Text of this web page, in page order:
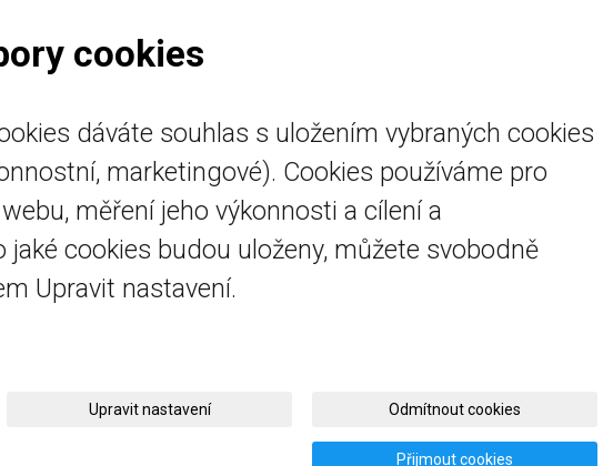
Úvod
Detektory plynu
Servis a kalibrace
Mapa webu
cookies
dáváte souhlas s uložením vybraných cookies
marketingové). Cookies používáme pro
měření jeho výkonnosti a cílení a
jaké cookies budou uloženy, můžete svobodně
Upravit nastavení.
Upravit nastavení Odmítnout cookies
Přijmout cookies